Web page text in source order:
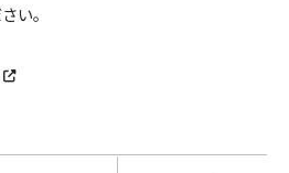
い。